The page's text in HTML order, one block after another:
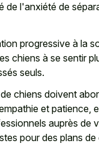
de l'anxiété de
progressive à la
chiens à se sentir
seuls.
chiens doivent
et patience,
auprès de
pour des plans de